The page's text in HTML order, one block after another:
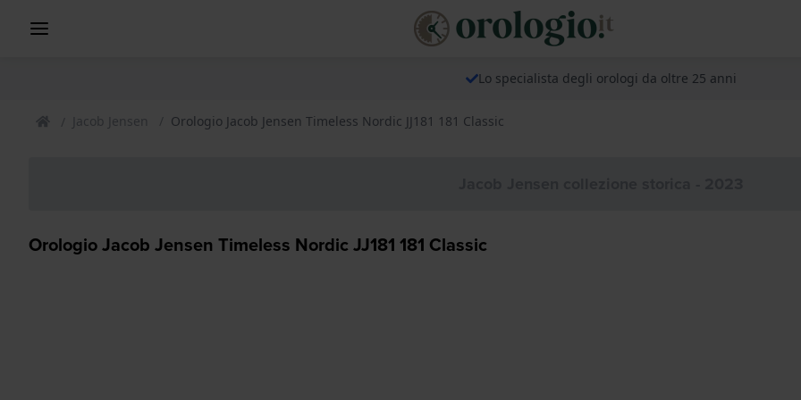
Lo specialista degli orologi da oltre 25 anni
Jacob Jensen Orologio Jacob Jensen Timeless Nordic JJ181 181 Classic
Orologio Jacob Jensen Timeless Nordic JJ181 181 Classic